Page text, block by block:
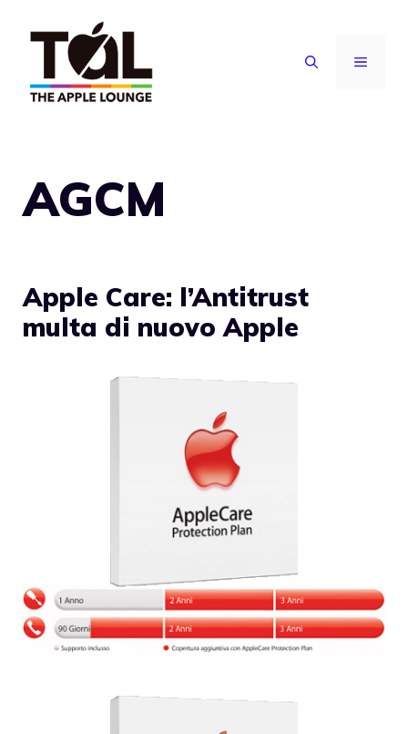
contenuto
MENU
AGCM
Apple Care: l’Antitrust
multa di nuovo Apple